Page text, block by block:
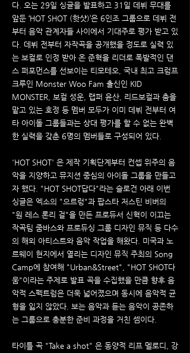
다. 오는 29일 싱글을 발표하고 31일 데뷔 무대를
앞둔 ‘HOT SHOT (핫샷)’은 6인조 그룹으로 데뷔 전
부터 음악 관계자들 사이에서 기대주로 평가 받고 있
다. 데뷔 전부터 자작곡을 공개했을 정도로 실력 있
는 보컬로 인정 받아 온 준혁을 리더로 폭발적인 댄
스 퍼포먼스를 선보이는 티모테오, 국내 최고 크럼프
크루인 Monster Woo Fam 출신인 KID
MONSTER, 보컬 성운, 랩퍼 윤산, 리드보컬과 춤을
맡고 있는 호정 등 멤버 모두가 이미 데뷔 전부터 여
타 아이돌 그룹들과는 상대 평가를 할 수 없는 완벽
한 실력을 갖춘 6명의 멤버들로 구성되어 있다.
'HOT SHOT' 은 제작 기획단계부터 컨셉 위주의 음
악을 지양하고 뮤지션 중심의 아이돌 그룹을 만들고
자 했다. "HOT SHOT답다"라는 슬로건 아래 이번
싱글은 엑소의 "으르렁"과 팝스타 저스틴 비버의
"원 레스 론리 걸"을 만든 프로듀서 신혁이 이끄는
작곡팀 줌바스와 프로듀싱 그룹 디자인 뮤직 등 다수
의 해외 아티스트와 음악 작업을 해왔다. 미국과 노
르웨이 현지에서 열리는 디자인 뮤직 주최의 Song
Camp에 참여해 "Urban&Street", "HOT SHOT다
움"이라는 주제로 발표 곡을 수집했을 만큼 향후 음
악적 스펙트럼은 더욱 넓어졌으며 동시에 음악적 균
형을 잃지 않았다. 보는 음악과 듣는 음악이 공존하
는 그룹으로 충분한 준비 과정을 거친 셈이다.
타이틀 곡 "Take a shot" 은 동양적 리프 멜로디, 강